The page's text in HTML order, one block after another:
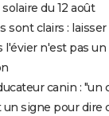
du 12 août
sont clairs : laisser
l'évier n'est pas un
canin :
un signe pour dire